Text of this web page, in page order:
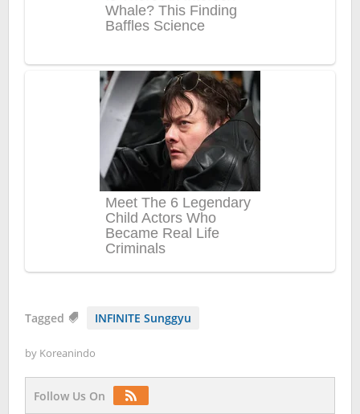
Tagged INFINITE Sunggyu
by Koreanindo
Follow Us On